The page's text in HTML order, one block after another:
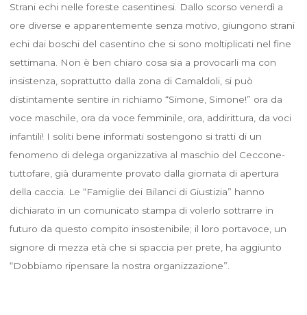
Strani echi nelle foreste casentinesi. Dallo scorso venerdì a
ore diverse e apparentemente senza motivo, giungono strani
echi dai boschi del casentino che si sono moltiplicati nel fine
settimana. Non è ben chiaro cosa sia a provocarli ma con
insistenza, soprattutto dalla zona di Camaldoli, si può
distintamente sentire in richiamo “Simone, Simone!” ora da
voce maschile, ora da voce femminile, ora, addirittura, da voci
infantili! I soliti bene informati sostengono si tratti di un
fenomeno di delega organizzativa al maschio del Ceccone-
tuttofare, già duramente provato dalla giornata di apertura
della caccia. Le “Famiglie dei Bilanci di Giustizia” hanno
dichiarato in un comunicato stampa di volerlo sottrarre in
futuro da questo compito insostenibile; il loro portavoce, un
signore di mezza età che si spaccia per prete, ha aggiunto
“Dobbiamo ripensare la nostra organizzazione”.